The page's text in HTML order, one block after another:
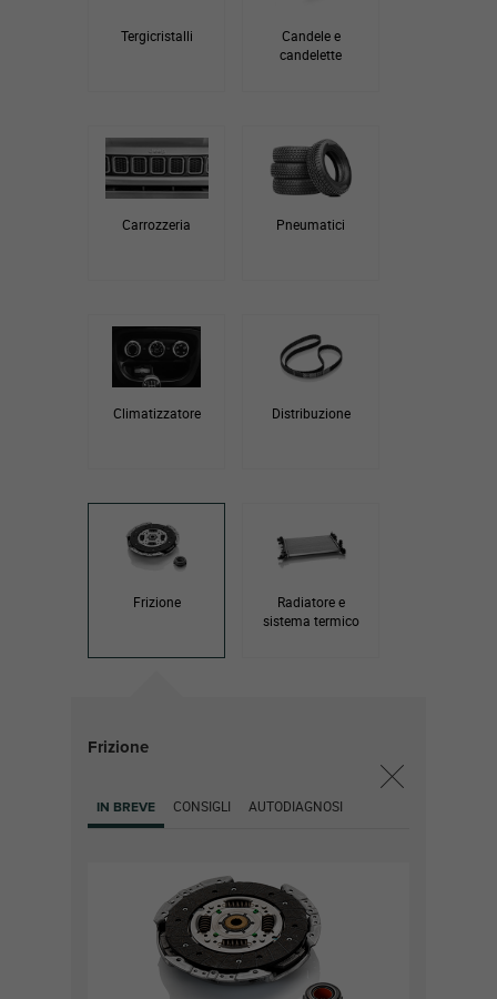
Tergicristalli
Candele e
candelette
Carrozzeria Pneumatici
Climatizzatore Distribuzione
Frizione
Frizione
IN BREVE CONSIGLI AUTODIAGNOSI
Radiatore e
sistema termico